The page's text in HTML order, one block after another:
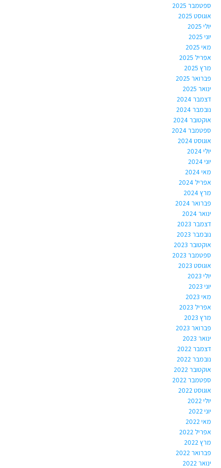
ספטמבר 2025
אוגוסט 2025
יולי 2025
יוני 2025
מאי 2025
אפריל 2025
מרץ 2025
פברואר 2025
ינואר 2025
דצמבר 2024
נובמבר 2024
אוקטובר 2024
ספטמבר 2024
אוגוסט 2024
יולי 2024
יוני 2024
מאי 2024
אפריל 2024
מרץ 2024
פברואר 2024
ינואר 2024
דצמבר 2023
נובמבר 2023
אוקטובר 2023
ספטמבר 2023
אוגוסט 2023
יולי 2023
יוני 2023
מאי 2023
אפריל 2023
מרץ 2023
פברואר 2023
ינואר 2023
דצמבר 2022
נובמבר 2022
אוקטובר 2022
ספטמבר 2022
אוגוסט 2022
יולי 2022
יוני 2022
מאי 2022
אפריל 2022
מרץ 2022
פברואר 2022
ינואר 2022